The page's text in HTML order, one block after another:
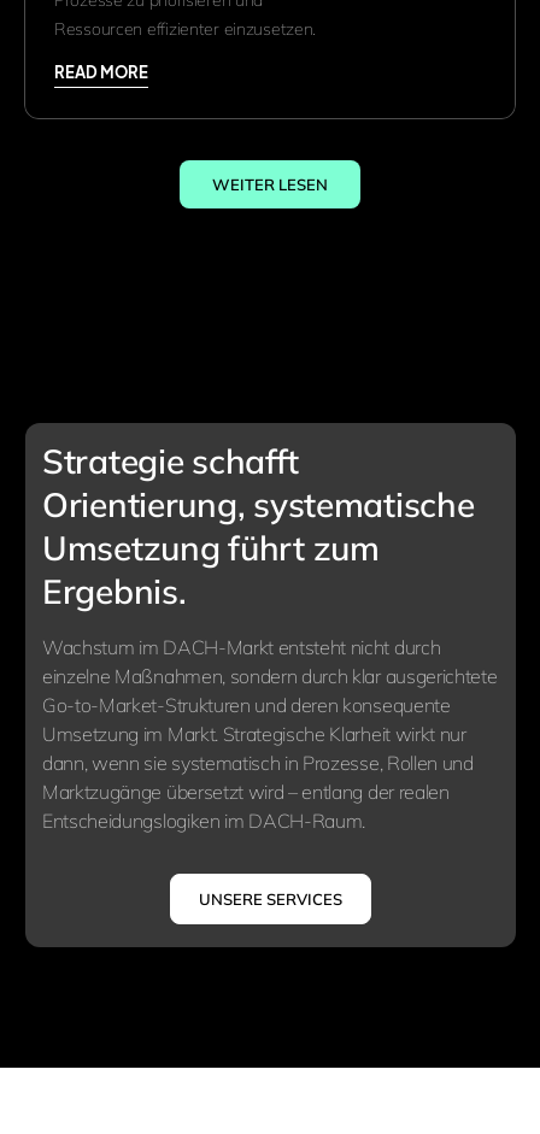
Ressourcen effizienter einzusetzen.
READ MORE
WEITER LESEN
Strategie schafft
Orientierung, systematische
Umsetzung führt zum
Ergebnis.
Wachstum im DACH-Markt entsteht nicht durch
einzelne Maßnahmen, sondern durch klar ausgerichtete
Go-to-Market-Strukturen und deren konsequente
Umsetzung im Markt. Strategische Klarheit wirkt nur
dann, wenn sie systematisch in Prozesse, Rollen und
Marktzugänge übersetzt wird – entlang der realen
Entscheidungslogiken im DACH-Raum.
UNSERE SERVICES